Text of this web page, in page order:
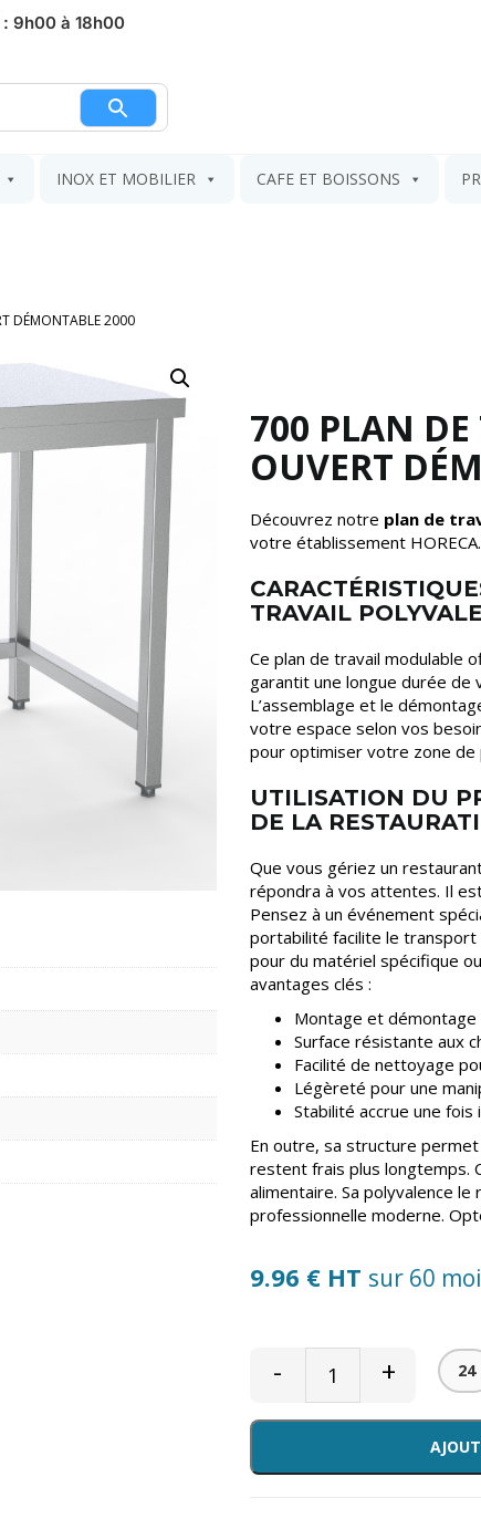
9h00 à 18h00
INOX ET MOBILIER CAFE ET BOISSONS
DÉMONTABLE 2000
700 PLAN DE
OUVERT
Découvrez notre plan de
votre établissement HORECA.
TRAVAIL
Ce plan de travail modulable
garantit une longue durée de
L’assemblage et le
votre espace selon vos
pour optimiser votre zone de
UTILISATION DU
DE LA
Que vous gériez un
répondra à vos attentes. Il
Pensez à un événement
portabilité facilite le
pour du matériel spécifique
avantages clés :
Montage et démontage
Surface résistante aux
Facilité de nettoyage
Légèreté pour une
Stabilité accrue une fois
En outre, sa structure
restent frais plus longtemps.
alimentaire. Sa polyvalence
professionnelle moderne.
9.96 € HT sur 60
- + 24